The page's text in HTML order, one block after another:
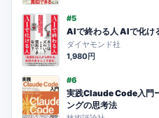
#5
AIで終わる人 AIで化け
ダイヤモンド社
1,980円
#6
実践Claude Code入門
ングの思考法